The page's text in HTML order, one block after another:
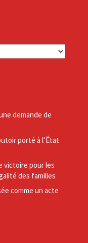
demande de
porté à l’État
victoire pour les
des familles
comme un acte